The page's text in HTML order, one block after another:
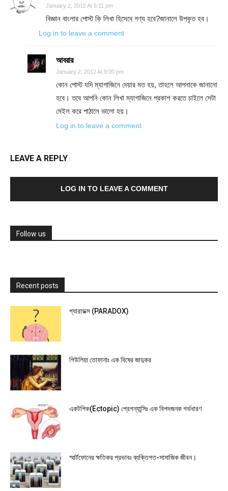
January 2, 2012 At 6:11 pm
বিজ্ঞান বাংলার পোস্ট কি লিখা হিসেবে গণ্য হবে?জানালে উপকৃত হব।
Log in to leave a comment
আবরার
January 2, 2012 At 9:00 pm
কোন পোস্ট যদি ম্যাগাজিনে দেয়ার মত হয়, তাহলে আপনাকে জানানো
হবে। তবে আপনি কোন লিখা ম্যাগাজিনে প্রকাশ করতে চাইলে সেটা
মেইল করে পাঠালে ভালো হয়।
Log in to leave a comment
LEAVE A REPLY
LOG IN TO LEAVE A COMMENT
Follow us
Recent posts
প্যারাডক্স (PARADOX)
গিউলিয়া তোফানাঃ এক বিষের জাদুকর
একটপিক(Ectopic) প্রেগন্যান্সিঃ এক বিপদজনক গর্ভধারণ
স্মার্টফোনের ক্ষতিকর প্রভাবঃ ব্যক্তিগত-সামাজিক জীবন।